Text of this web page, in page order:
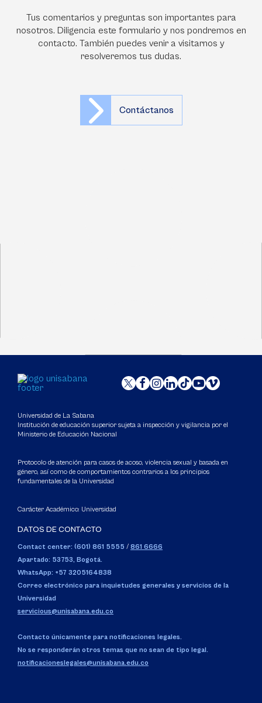
Tus comentarios y preguntas son importantes para
nosotros. Diligencia este formulario y nos pondremos en
contacto. También puedes venir a visitarnos y
resolveremos tus dudas.
Contáctanos
Universidad de La Sabana
Institución de educación superior sujeta a inspección y vigilancia por el
Ministerio de Educación Nacional
Protocolo de atención para casos de acoso, violencia sexual y basada en
género, así como de comportamientos contrarios a los principios
fundamentales de la Universidad
Carácter Académico: Universidad
DATOS DE CONTACTO
Contact center: (601) 861 5555 / 861 6666
Apartado: 53753, Bogotá.
WhatsApp: +57 3205164838
Correo electrónico para inquietudes generales y servicios de la
Universidad
servicious@unisabana.edu.co
Contacto únicamente para notificaciones legales.
No se responderán otros temas que no sean de tipo legal.
notificacioneslegales@unisabana.edu.co